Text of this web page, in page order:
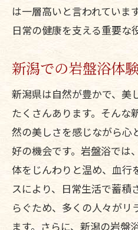
は一層高いと言われていま
日常の健康を支える重要な
新潟での岩盤浴体
新潟県は自然が豊かで、美
たくさんあります。そんな
然の美しさを感じながら心
好の機会です。岩盤浴では
体をじんわりと温め、血行
スにより、日常生活で蓄積
らぐため、多くの人々がリ
ます。さらに、新潟の岩盤